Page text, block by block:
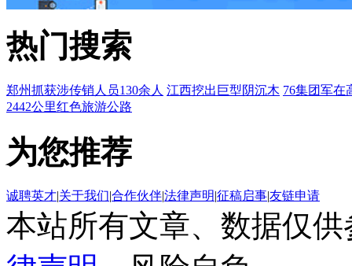
热门搜索
郑州抓获涉传销人员130余人 江西挖出巨型阴沉木 76集团军在
2442公里红色旅游公路
为您推荐
诚聘英才|关于我们|合作伙伴|法律声明|征稿启事|友链申请
本站所有文章、数据仅